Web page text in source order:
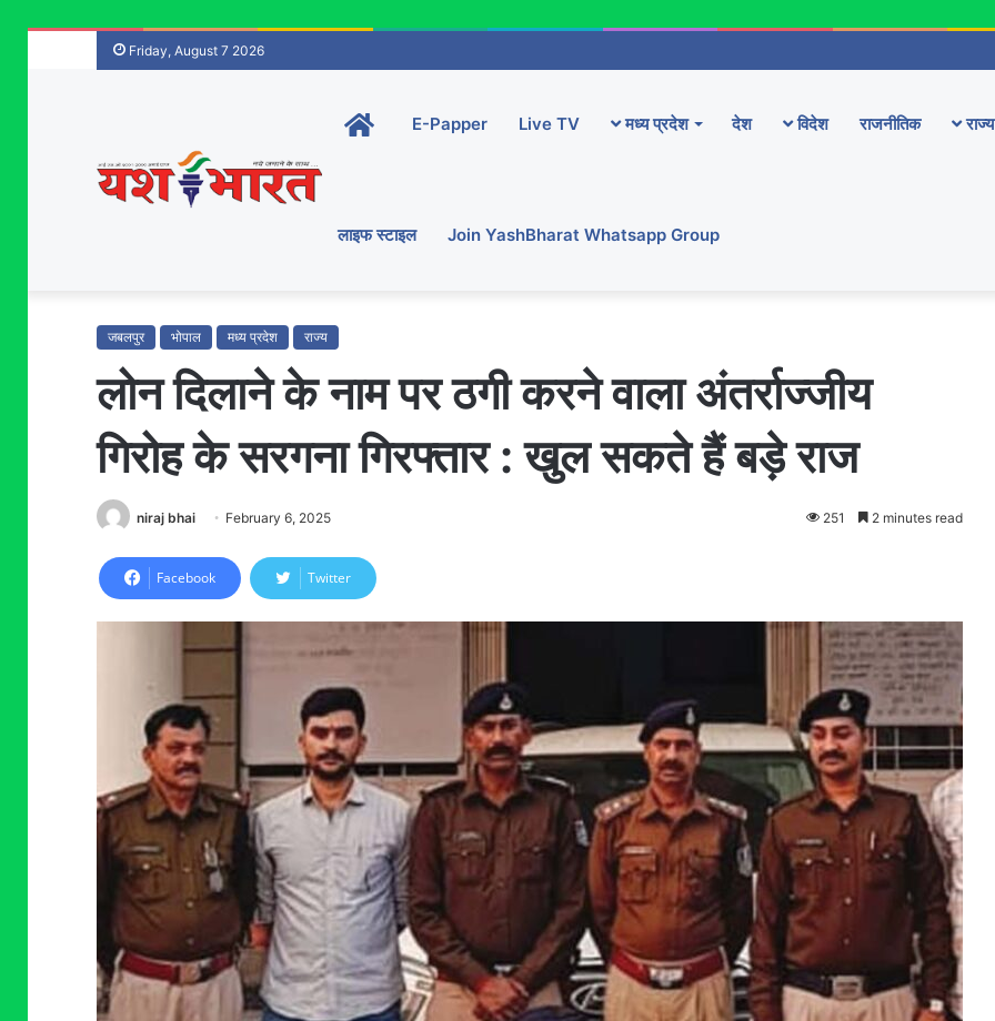
Friday, August 7 2026
Home-
main
E-Papper Live TV मध्य प्रदेश देश विदेश राजनीतिक राज्य
लाइफ स्टाइल Join YashBharat Whatsapp Group
जबलपुर भोपाल मध्य प्रदेश राज्य
लोन दिलाने के नाम पर ठगी करने वाला अंतर्राज्जीय
गिरोह के सरगना गिरफ्तार : खुल सकते हैं बड़े राज
niraj bhai February 6, 2025 251 2 minutes read
Facebook Twitter